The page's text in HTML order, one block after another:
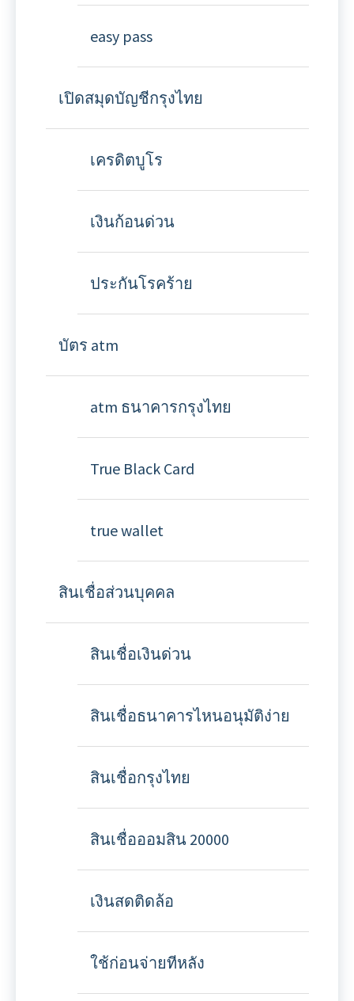
easy pass
เปิดสมุดบัญชีกรุงไทย
เครดิตบูโร
เงินก้อนด่วน
ประกันโรคร้าย
บัตร atm
atm ธนาคารกรุงไทย
True Black Card
true wallet
สินเชื่อส่วนบุคคล
สินเชื่อเงินด่วน
สินเชื่อธนาคารไหนอนุมัติง่าย
สินเชื่อกรุงไทย
สินเชื่อออมสิน 20000
เงินสดติดล้อ
ใช้ก่อนจ่ายทีหลัง